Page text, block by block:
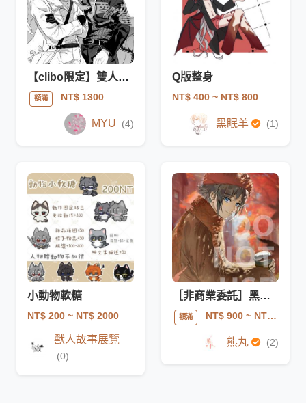
【clibo限定】雙人半身黑白驚喜包
額滿 NT$ 1300
MYU (4)
Q版整身
NT$ 400 ~ NT$ 800
黑眠羊 (1)
小動物軟糖
NT$ 200 ~ NT$ 2000
獸人故事展覽
(0)
［非商業委託］黑白/彩色插畫（商用可私訊詢問）
額滿 NT$ 900~ NT$ 2400
熊丸 (2)